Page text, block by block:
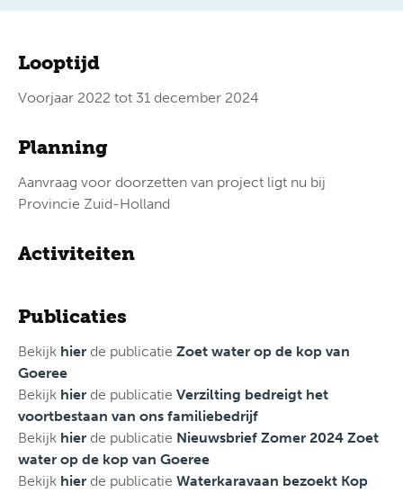
Looptijd
Voorjaar 2022 tot 31 december 2024
Planning
Aanvraag voor doorzetten van project ligt nu bij
Provincie Zuid-Holland
Activiteiten
Publicaties
Bekijk hier de publicatie Zoet water op de kop van
Goeree
Bekijk hier de publicatie Verzilting bedreigt het
voortbestaan van ons familiebedrijf
Bekijk hier de publicatie Nieuwsbrief Zomer 2024 Zoet
water op de kop van Goeree
Bekijk hier de publicatie Waterkaravaan bezoekt Kop